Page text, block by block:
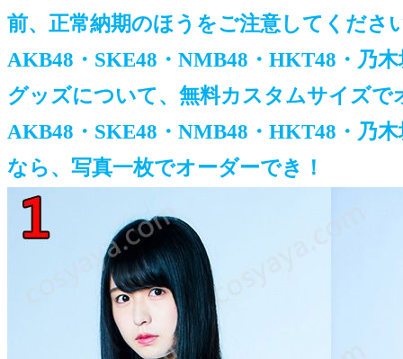
前、正常納期のほうをご注意してくださ
AKB48・SKE48・NMB48・HKT48・乃木
グッズについて、無料カスタムサイズで
AKB48・SKE48・NMB48・HKT48・乃
なら、写真一枚でオーダーでき！